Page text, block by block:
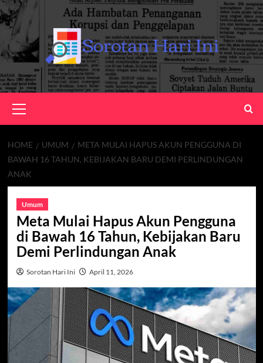
Skip
to
content
Menu
HOME UMUM
META MULAI HAPUS AKUN PENGGUNA DI
BAWAH 16 TAHUN, KEBIJAKAN BARU DEMI PERLINDUNGAN
ANAK
Umum
Meta Mulai Hapus Akun Pengguna
di Bawah 16 Tahun, Kebijakan Baru
Demi Perlindungan Anak
Sorotan Hari Ini April 11, 2026